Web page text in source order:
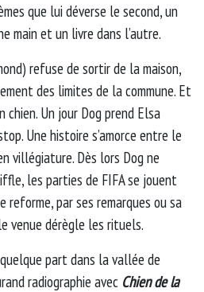
que lui déverse le second, un
main et un livre dans l’autre.
refuse de sortir de la maison,
des limites de la commune. Et
chien. Un jour Dog prend Elsa
Une histoire s’amorce entre le
villégiature. Dès lors Dog ne
les parties de FIFA se jouent
par ses remarques ou sa
venue dérègle les rituels.
part dans la vallée de
radiographie avec Chien de la